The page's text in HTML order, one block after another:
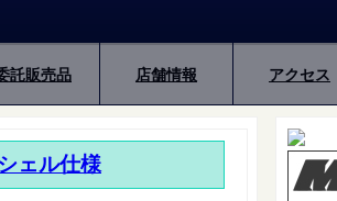
託販売品 店舗情報 アクセス
ェル仕様